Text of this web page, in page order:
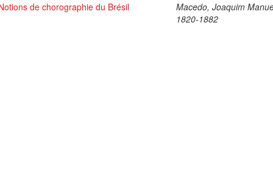
de chorographie du Brésil
Macedo, Joaquim
1820-1882